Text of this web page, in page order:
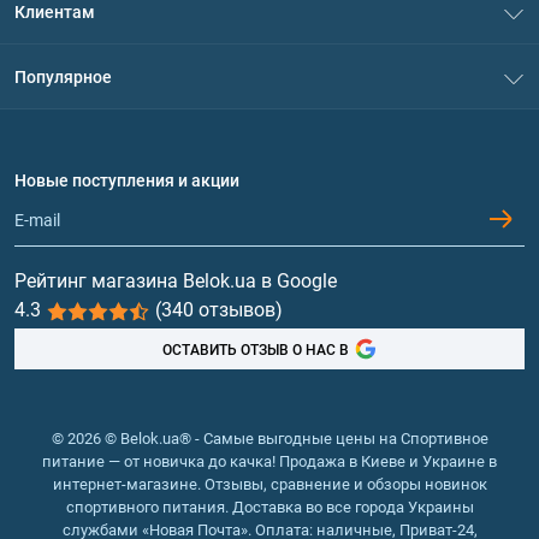
В некоторых ситуациях специалисты рекомендуют
массу преимуществ:
Укрепляет ногти и волосы.
Сохраняет баланс воды в тканях организма,
препятствуя таким образом обезвоживанию.
Позволяет быстрее восстановиться после
различных травм и повреждений костной ткани и
суставов.
Понижает давление.
могли получать гораздо больше питательных
веществ из обычных продуктов питания.
Убирает частые головные боли.
Политика конфиденциальности
Обмен и возврат
Клиентам
Популярное
Протеин
Гейнеры
Витамины и минералы
Рыбий жир, жирные кислоты
Новые поступления и акции
Рейтинг магазина Belok.ua в Google
4.3
(340 отзывов)
ОСТАВИТЬ ОТЗЫВ О НАС В
© 2026 © Belok.ua® - Самые выгодные цены на Спортивное
питание — от новичка до качка! Продажа в Киеве и Украине в
интернет-магазине. Отзывы, сравнение и обзоры новинок
спортивного питания. Доставка во все города Украины
службами «Новая Почта». Оплата: наличные, Приват-24,